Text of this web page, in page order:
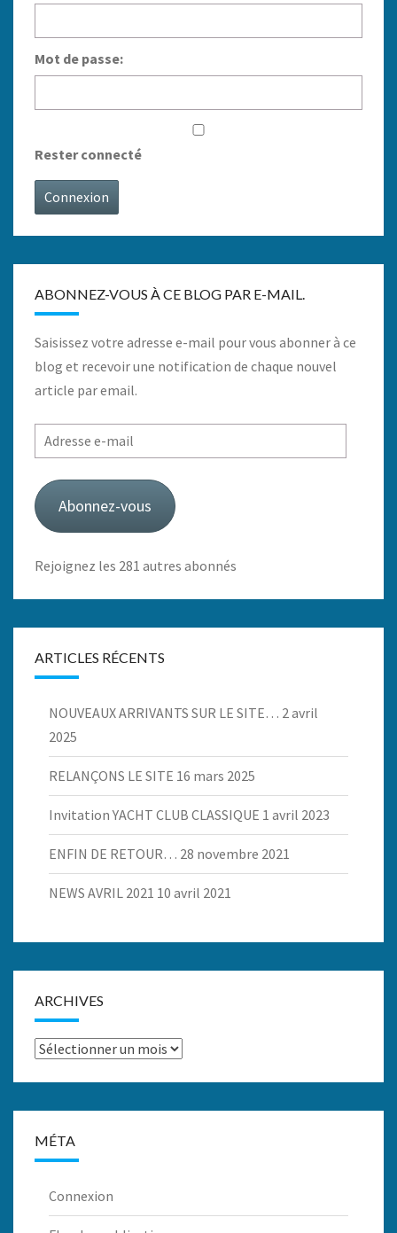
Mot de passe:
Rester connecté
Connexion
ABONNEZ-VOUS À CE BLOG PAR E-MAIL.
Saisissez votre adresse e-mail pour vous abonner à ce
blog et recevoir une notification de chaque nouvel
article par email.
Adresse
e-
mail
Abonnez-vous
Rejoignez les 281 autres abonnés
ARTICLES RÉCENTS
NOUVEAUX ARRIVANTS SUR LE SITE… 2 avril
2025
RELANÇONS LE SITE 16 mars 2025
Invitation YACHT CLUB CLASSIQUE 1 avril 2023
ENFIN DE RETOUR… 28 novembre 2021
NEWS AVRIL 2021 10 avril 2021
ARCHIVES
Archives
MÉTA
Connexion